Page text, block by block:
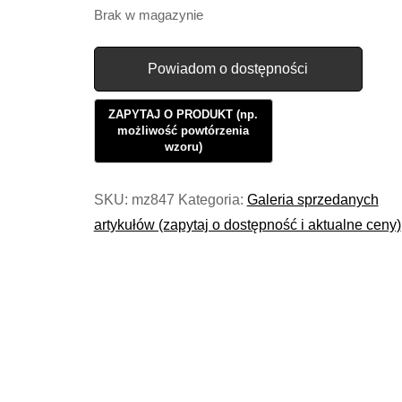
Brak w magazynie
Powiadom o dostępności
SKU: mz847 Kategoria: Galeria sprzedanych
artykułów (zapytaj o dostępność i aktualne ceny)